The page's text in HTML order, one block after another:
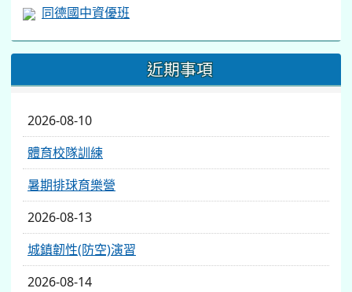
同德國中資優班
近期事項
2026-08-10
體育校隊訓練
暑期排球育樂營
2026-08-13
城鎮韌性(防空)演習
2026-08-14